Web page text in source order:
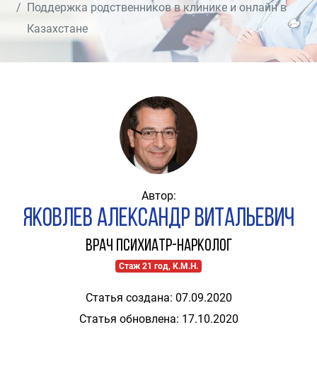
Поддержка родственников в клинике и онлайн в
Казахстане
Автор:
Яковлев Александр Витальевич
Врач психиатр-нарколог
Стаж 21 год, К.М.Н.
Статья создана: 07.09.2020
Статья обновлена: 17.10.2020